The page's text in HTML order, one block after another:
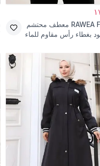
RAWEA معطف محتشم
بغطاء رأس مقاوم للماء